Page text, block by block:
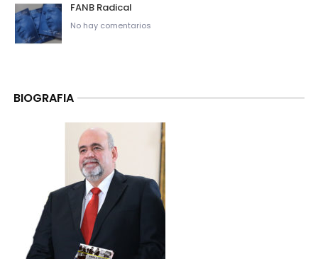
FANB Radical
No hay comentarios
BIOGRAFIA